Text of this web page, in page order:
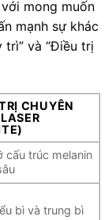
mong muốn
mạnh sự khác
trì” và “Điều trị
CHUYÊN
cấu trúc melanin
bì và trung bì